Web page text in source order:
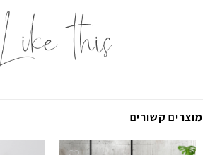
מוצרים קשורים